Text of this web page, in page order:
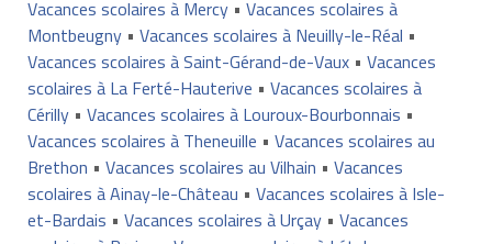
Vacances scolaires à Mercy• Vacances scolaires à
Montbeugny• Vacances scolaires à Neuilly-le-Réal •
Vacances scolaires à Saint-Gérand-de-Vaux• Vacances
scolaires à La Ferté-Hauterive • Vacances scolaires à
Cérilly• Vacances scolaires à Louroux-Bourbonnais •
Vacances scolaires à Theneuille • Vacances scolaires au
Brethon • Vacances scolaires au Vilhain • Vacances
scolaires à Ainay-le-Château • Vacances scolaires à Isle-
et-Bardais • Vacances scolaires à Urçay• Vacances